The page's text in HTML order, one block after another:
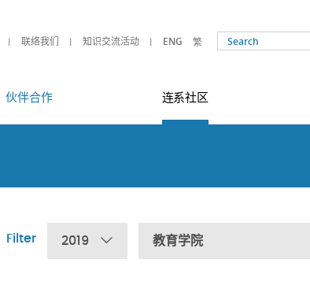
联络我们 知识交流活动 ENG 繁
伙伴合作 连系社区
Filter 2019 教育学院